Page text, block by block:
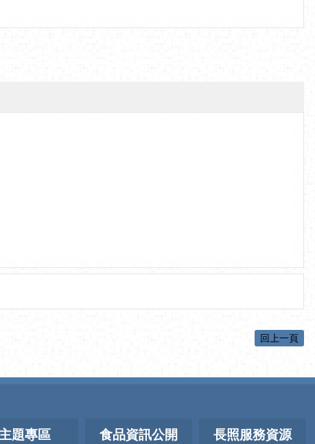
回上一頁
主題專區 食品資訊公開 長照服務資源